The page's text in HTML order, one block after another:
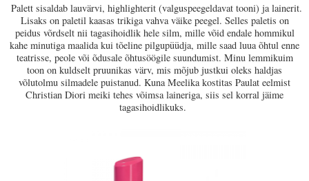
Palett sisaldab lauvärvi, highlighterit (valguspeegeldavat tooni) ja lainerit.
Lisaks on paletil kaasas trikiga vahva väike peegel. Selles paletis on
peidus võrdselt nii tagasihoidlik hele silm, mille võid endale hommikul
kahe minutiga maalida kui tõeline pilgupüüdja, mille saad luua õhtul enne
teatrisse, peole või õdusale õhtusöögile suundumist. Minu lemmikuim
toon on kuldselt pruunikas värv, mis mõjub justkui oleks haldjas
võlutolmu silmadele puistanud. Kuna Meelika kostitas Paulat eelmist
Christian Diori meiki tehes võimsa laineriga, siis sel korral jäime
tagasihoidlikuks.